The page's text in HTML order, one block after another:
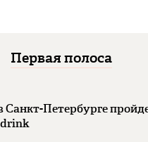
Первая полоса
Санкт-Петербурге